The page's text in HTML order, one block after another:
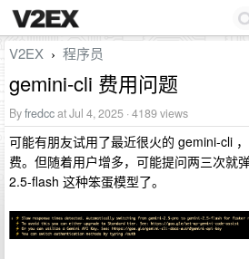
V2EX › 程序员
gemini-cli 费用问题
Byfredccat Jul 4, 2025 · 4189 views
可能有朋友试用了最近很火的 gemini-cli
费。但随着用户增多，可能提问两三次就
2.5-flash 这种笨蛋模型了。